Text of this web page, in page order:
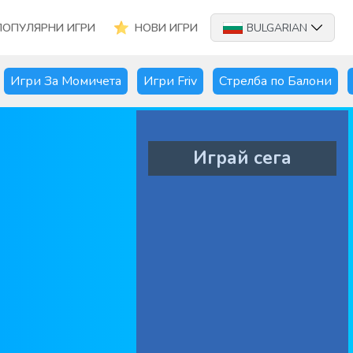
ИГРИ НОВИ ИГРИ BULGARIAN
Игри За Момичета Игри Friv Стрелба по Балони
Играй сега